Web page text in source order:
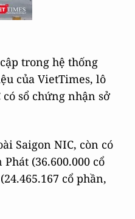
trong hệ thống
của VietTimes, lô
sổ chứng nhận sở
Saigon NIC, còn có
(36.600.000 cổ
cổ phần,